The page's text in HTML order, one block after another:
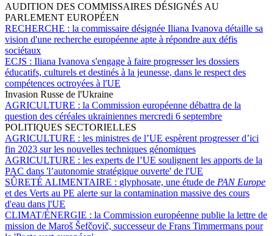
AUDITION DES COMMISSAIRES DÉSIGNÉS AU
PARLEMENT EUROPÉEN
RECHERCHE : la commissaire désignée Iliana Ivanova détaille sa
vision d'une recherche européenne apte à répondre aux défis
sociétaux
ECJS : Iliana Ivanova s'engage à faire progresser les dossiers
éducatifs, culturels et destinés à la jeunesse, dans le respect des
compétences octroyées à l'UE
Invasion Russe de l'Ukraine
AGRICULTURE : la Commission européenne débattra de la
question des céréales ukrainiennes mercredi 6 septembre
POLITIQUES SECTORIELLES
AGRICULTURE : les ministres de l’UE espèrent progresser d’ici
fin 2023 sur les nouvelles techniques génomiques
AGRICULTURE : les experts de l’UE soulignent les apports de la
PAC dans 'l’autonomie stratégique ouverte' de l'UE
SÛRETÉ ALIMENTAIRE : glyphosate, une étude de PAN Europe
et des Verts au PE alerte sur la contamination massive des cours
d'eau dans l'UE
CLIMAT/ÉNERGIE : la Commission européenne publie la lettre de
mission de Maroš Šefčovič, successeur de Frans Timmermans pour